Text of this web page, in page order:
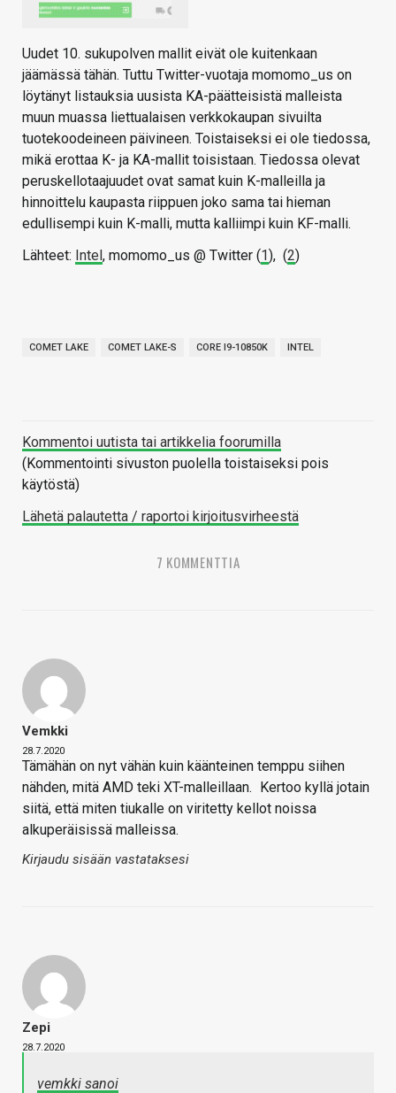
Uudet 10. sukupolven mallit eivät ole kuitenkaan
jäämässä tähän. Tuttu Twitter-vuotaja momomo_us on
löytänyt listauksia uusista KA-päätteisistä malleista
muun muassa liettualaisen verkkokaupan sivuilta
tuotekoodeineen päivineen. Toistaiseksi ei ole tiedossa,
mikä erottaa K- ja KA-mallit toisistaan. Tiedossa olevat
peruskellotaajuudet ovat samat kuin K-malleilla ja
hinnoittelu kaupasta riippuen joko sama tai hieman
edullisempi kuin K-malli, mutta kalliimpi kuin KF-malli.
Lähteet: Intel, momomo_us @ Twitter (1), (2)
COMET LAKE COMET LAKE-S CORE I9-10850K INTEL
Kommentoi uutista tai artikkelia foorumilla
(Kommentointi sivuston puolella toistaiseksi pois
käytöstä)
Lähetä palautetta / raportoi kirjoitusvirheestä
7 KOMMENTTIA
Vemkki
28.7.2020
Tämähän on nyt vähän kuin käänteinen temppu siihen
nähden, mitä AMD teki XT-malleillaan. Kertoo kyllä jotain
siitä, että miten tiukalle on viritetty kellot noissa
alkuperäisissä malleissa.
Kirjaudu sisään vastataksesi
Zepi
28.7.2020
vemkki sanoi